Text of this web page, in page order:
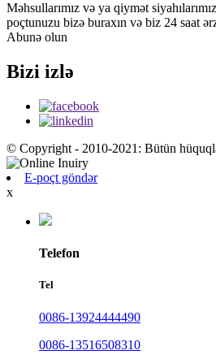
Məhsullarımız və ya qiymət
poçtunuzu bizə buraxın və biz 24 saat
Abunə olun
Bizi izlə
© Copyright - 2010-2021: Bütün
E-poçt göndər
x
Telefon
Tel
0086-13924444490
0086-13516508310